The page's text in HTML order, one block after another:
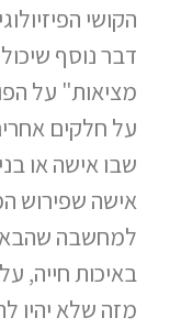
הקושי
דבר נוסף
מציאות" על
על חלקים
שבו אישה או
אישה שפירוש
למחשבה שהבאת
באיכות חייה,
מזה שלא יהיו